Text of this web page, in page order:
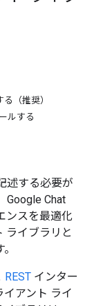
（推奨）
ルする
述する必要が
Google Chat
ンスを最適化
ライブラリと
REST インター
アント ライ